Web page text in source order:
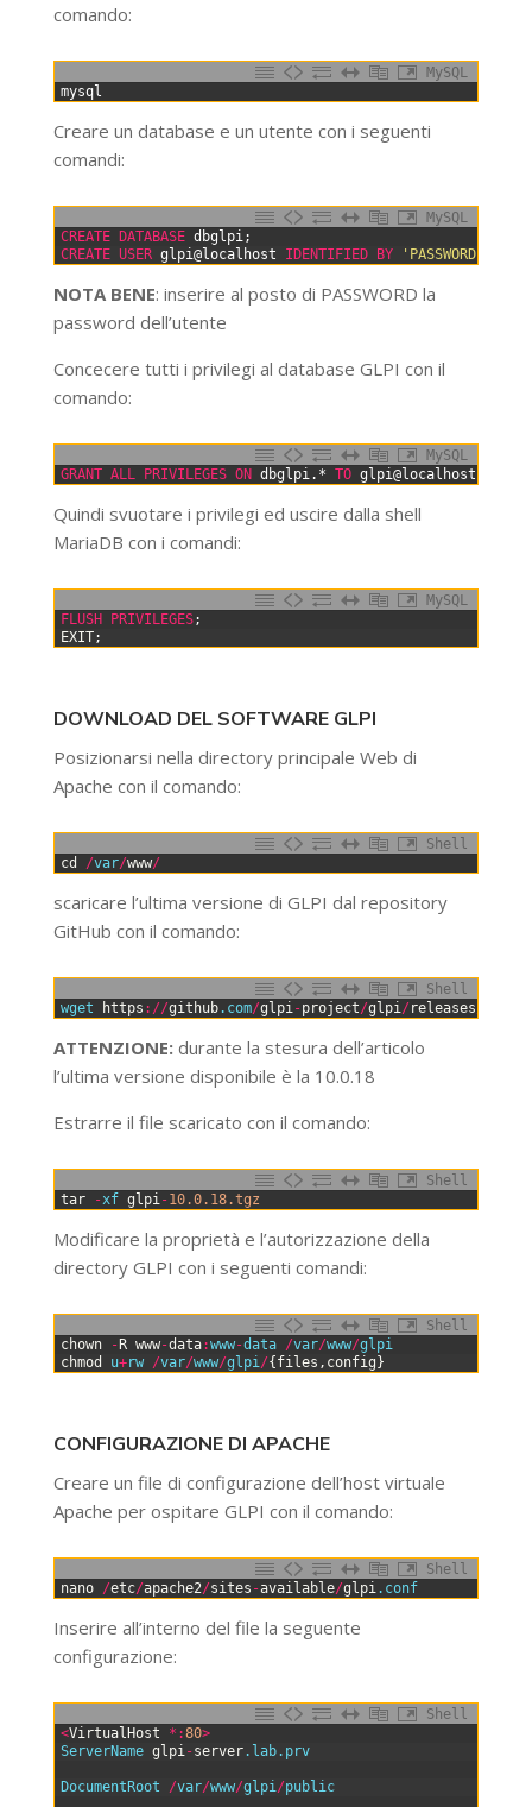
comando:
MySQL
mysql
Creare un database e un utente con i seguenti
comandi:
MySQL
CREATE DATABASE dbglpi;
CREATE USER glpi@localhost IDENTIFIED BY 'PASSWORD'
NOTA BENE: inserire al posto di PASSWORD la
password dell’utente
Concecere tutti i privilegi al database GLPI con il
comando:
MySQL
GRANT ALL PRIVILEGES ON dbglpi.* TO glpi@localhost;
Quindi svuotare i privilegi ed uscire dalla shell
MariaDB con i comandi:
MySQL
FLUSH PRIVILEGES;
EXIT;
DOWNLOAD DEL SOFTWARE GLPI
Posizionarsi nella directory principale Web di
Apache con il comando:
Shell
cd /var/www/
scaricare l’ultima versione di GLPI dal repository
GitHub con il comando:
Shell
wget https : //github.com/glpi-project/glpi/ releases
ATTENZIONE:durante la stesura dell’articolo
l’ultima versione disponibile è la 10.0.18
Estrarre il file scaricato con il comando:
Shell
tar -xf glpi-10.0.18.tgz
Modificare la proprietà e l’autorizzazione della
directory GLPI con i seguenti comandi:
Shell
chown - R www-data:www-data /var/www/glpi
chmod
u+rw /var/www/glpi/{ files , config }
CONFIGURAZIONE DI APACHE
Creare un file di configurazione dell’host virtuale
Apache per ospitare GLPI con il comando:
Shell
nano /etc/apache2/sites -available/glpi.conf
Inserire all’interno del file la seguente
configurazione:
Shell
<VirtualHost * :80>
ServerName glpi-server.lab.prv
DocumentRoot /var/www/glpi/public